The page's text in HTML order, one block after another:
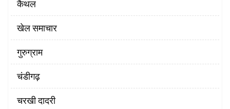
कैथल
खेल समाचार
गुरुग्राम
चंडीगढ़
चरखी दादरी